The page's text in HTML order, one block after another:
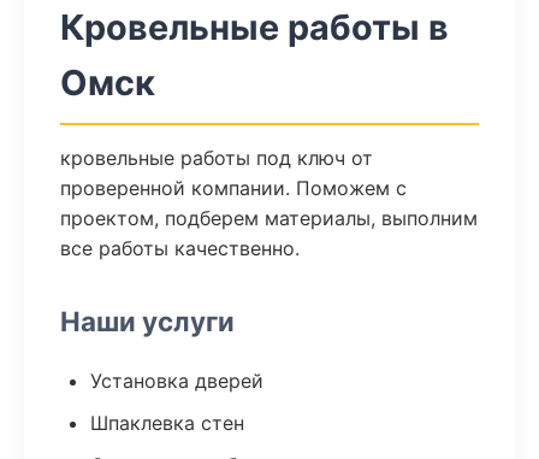
Кровельные работы в
Омск
кровельные работы под ключ от
проверенной компании. Поможем с
проектом, подберем материалы, выполним
все работы качественно.
Наши услуги
Установка дверей
Шпаклевка стен